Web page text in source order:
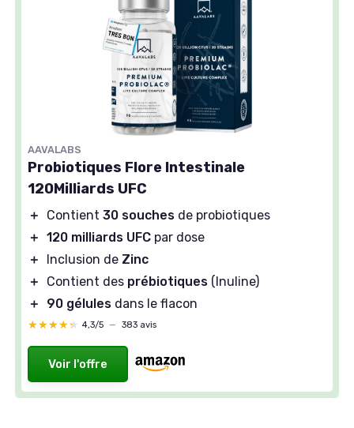
AAVALABS
Probiotiques Flore Intestinale
120Milliards UFC
＋ Contient 30 souches de probiotiques
＋ 120 milliards UFC par dose
＋
Inclusion de Zinc
＋
Contient des prébiotiques (Inuline)
＋
90 gélules dans le flacon
★★★★★
★★★★★ 4,3/5 — 383 avis
Voir l'offre